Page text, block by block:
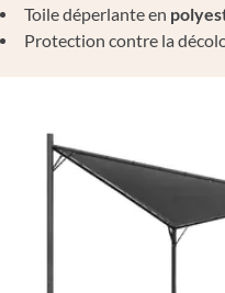
Toile déperlante en
Protection contre la